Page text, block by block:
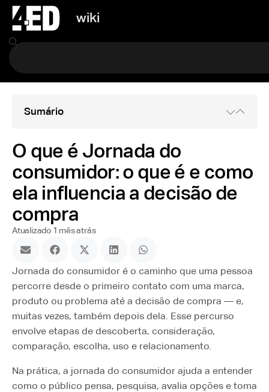
wiki
Sumário
O que é Jornada do
consumidor: o que é e como
ela influencia a decisão de
compra
Atualizado 1 mês atrás
Jornada do consumidor é o caminho que uma pessoa
percorre desde o primeiro contato com uma marca,
produto ou problema até a decisão de compra — e,
muitas vezes, também depois dela. Esse percurso
envolve etapas de descoberta, consideração,
comparação, escolha, uso e relacionamento.
Na prática, a jornada do consumidor ajuda a entender
como o público pensa, pesquisa, avalia opções e toma